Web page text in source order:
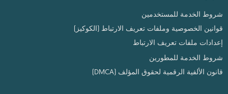
شروط الخدمة للمستخدمين
قوانين الخصوصية وملفات تعريف الارتباط (الكوكيز)
إعدادات ملفات تعريف الارتباط
شروط الخدمة للمطورين
قانون الألفية الرقمية لحقوق المؤلف (DMCA)